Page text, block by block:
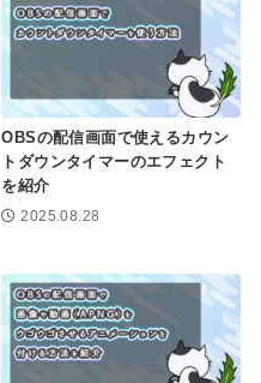
OBSの配信画面で使えるカウン
トダウンタイマーのエフェクト
を紹介
2025.08.28